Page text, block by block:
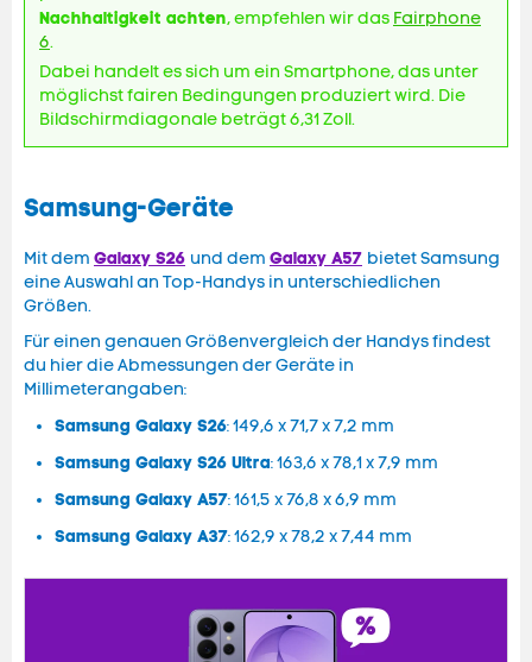
Nachhaltigkeit achten, empfehlen wir das Fairphone
6.
Dabei handelt es sich um ein Smartphone, das unter
möglichst fairen Bedingungen produziert wird. Die
Bildschirmdiagonale beträgt 6,31 Zoll.
Samsung-Geräte
Mit dem Galaxy S26 und dem Galaxy A57 bietet Samsung
eine Auswahl an Top-Handys in unterschiedlichen
Größen.
Für einen genauen Größenvergleich der Handys findest
du hier die Abmessungen der Geräte in
Millimeterangaben:
Samsung Galaxy S26: 149,6 x 71,7 x 7,2 mm
Samsung Galaxy S26 Ultra: 163,6 x 78,1 x 7,9 mm
Samsung Galaxy A57: 161,5 x 76,8 x 6,9 mm
Samsung Galaxy A37: 162,9 x 78,2 x 7,44 mm